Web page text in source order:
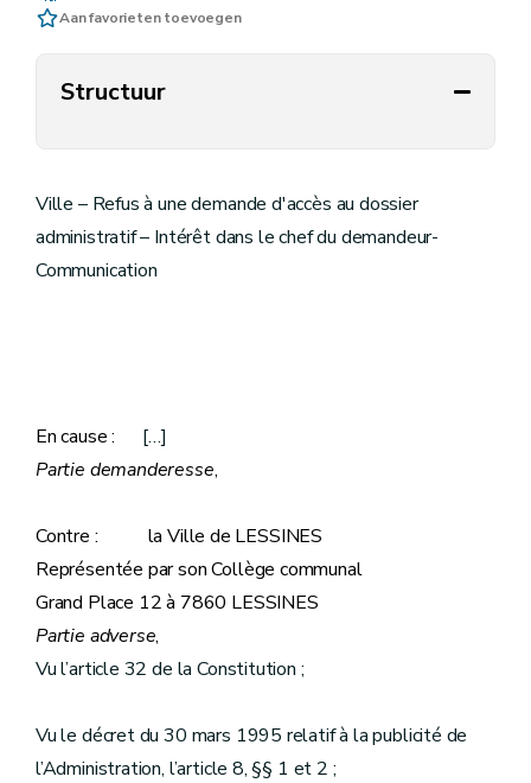
Aan favorieten toevoegen
Structuur
Ville – Refus à une demande d'accès au dossier
administratif – Intérêt dans le chef du demandeur-
Communication
En cause : […]
Partie demanderesse,
Contre : la Ville de LESSINES
Représentée par son Collège communal
Grand Place 12 à 7860 LESSINES
Partie adverse,
Vu l’article 32 de la Constitution ;
Vu le décret du 30 mars 1995 relatif à la publicité de
l’Administration, l’article 8, §§ 1 et 2 ;